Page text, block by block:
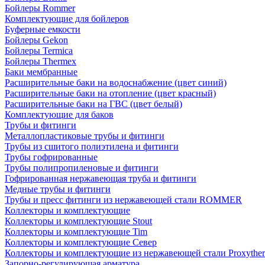
Бойлеры Rommer
Комплектующие для бойлеров
Буферные емкости
Бойлеры Gekon
Бойлеры Termica
Бойлеры Thermex
Баки мембранные
Расширительные баки на водоснабжение (цвет синий)
Расширительные баки на отопление (цвет красный)
Расширительные баки на ГВС (цвет белый)
Комплектующие для баков
Трубы и фитинги
Металлопластиковые трубы и фитинги
Трубы из сшитого полиэтилена и фитинги
Трубы гофрированные
Трубы полипропиленовые и фитинги
Гофрированная нержавеющая труба и фитинги
Медные трубы и фитинги
Трубы и пресс фитинги из нержавеющей стали ROMMER
Коллекторы и комплектующие
Коллекторы и комплектующие Stout
Коллекторы и комплектующие Tim
Коллекторы и комплектующие Север
Коллекторы и комплектующие из нержавеющей стали